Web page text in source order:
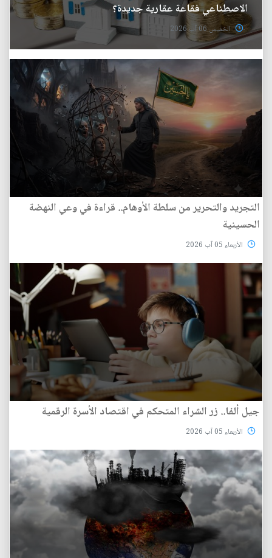
الاصطناعي فقاعة عقارية جديدة؟
الخميس 06 آب 2026
التجريد والتحرير من سلطة الأوهام.. قراءة في وعي النهضة
الحسينية
الأربعاء 05 آب 2026
جيل ألفا.. زر الشراء المتحكم في اقتصاد الأسرة الرقمية
الأربعاء 05 آب 2026